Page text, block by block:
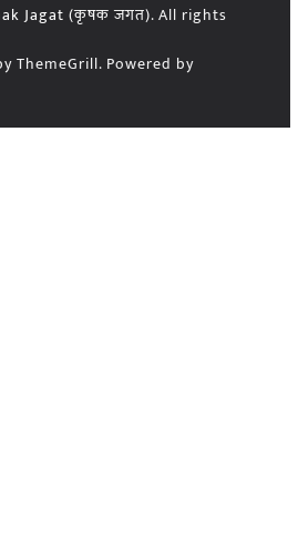
Jagat (कृषक जगत). All rights
ThemeGrill. Powered by